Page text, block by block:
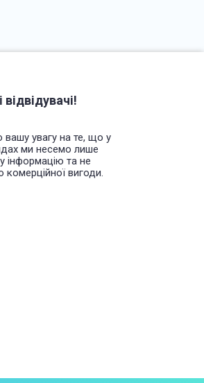
вашу увагу на те, що у
ми несемо лише
інформацію та не
комерційної вигоди.